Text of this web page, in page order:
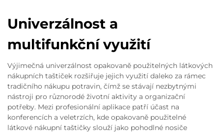
Univerzálnost a
multifunkční využití
Výjimečná univerzálnost opakovaně použitelných látkových
nákupních taštiček rozšiřuje jejich využití daleko za rámec
tradičního nákupu potravin, čímž se stávají nezbytnými
nástroji pro různorodé životní aktivity a organizační
potřeby. Mezi profesionální aplikace patří účast na
konferencích a veletrzích, kde opakovaně použitelné
látkové nákupní taštičky slouží jako pohodlné nosiče